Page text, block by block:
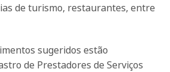
de turismo, restaurantes, entre
sugeridos estão
de Prestadores de Serviços